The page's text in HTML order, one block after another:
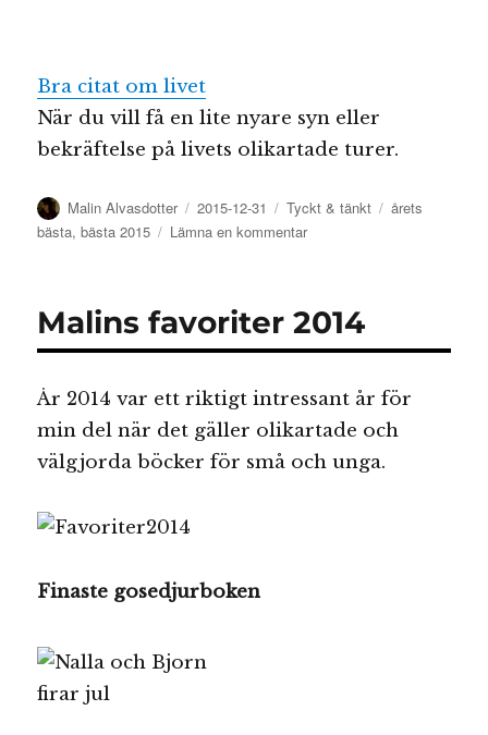
Bra citat om livet
När du vill få en lite nyare syn eller
bekräftelse på livets olikartade turer.
Författare
Malin Alvasdotter
Publicerat
den
2015-12-31 Kategorier
Tyckt & tänkt Etiketter
årets
bästa,bästa 2015 Lämna en kommentartill
Malins favoriter 2014
År 2014 var ett riktigt intressant år för
min del när det gäller olikartade och
välgjorda böcker för små och unga.
Finaste gosedjurboken